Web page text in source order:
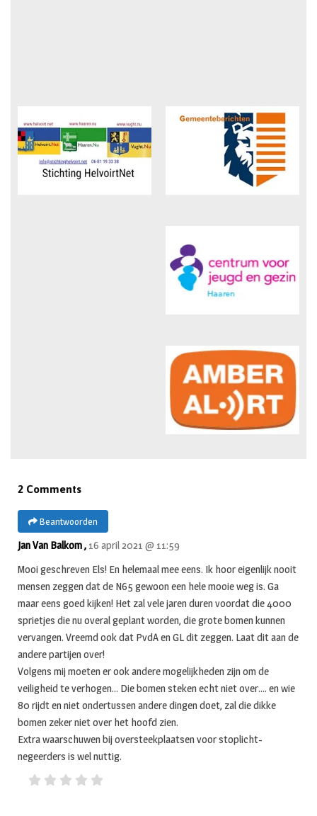
2 Comments
Beantwoorden
Jan Van Balkom , 16 april 2021 @ 11:59
Mooi geschreven Els! En helemaal mee eens. Ik hoor eigenlijk nooit
mensen zeggen dat de N65 gewoon een hele mooie weg is. Ga
maar eens goed kijken! Het zal vele jaren duren voordat die 4000
sprietjes die nu overal geplant worden, die grote bomen kunnen
vervangen. Vreemd ook dat PvdA en GL dit zeggen. Laat dit aan de
andere partijen over!
Volgens mij moeten er ook andere mogelijkheden zijn om de
veiligheid te verhogen… Die bomen steken echt niet over…. en wie
80 rijdt en niet ondertussen andere dingen doet, zal die dikke
bomen zeker niet over het hoofd zien.
Extra waarschuwen bij oversteekplaatsen voor stoplicht-
negeerders is wel nuttig.